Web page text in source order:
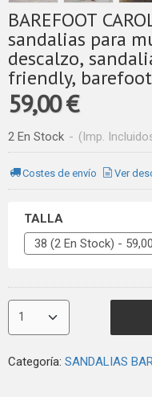
BAREFOOT
sandalias para
descalzo,
friendly,
59,00 €
2 En Stock - (Imp.
Costes de envío Ver
TALLA
Categoría: SANDALIAS